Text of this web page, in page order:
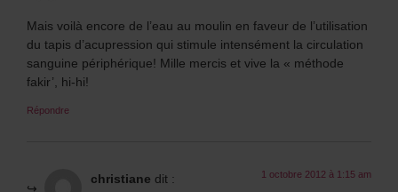
Mais voilà encore de l’eau au moulin en faveur de l’utilisation
du tapis d’acupression qui stimule intensément la circulation
sanguine périphérique! Mille mercis et vive la « méthode
fakir’, hi-hi!
Répondre
christiane dit : 1 octobre 2012 à 1:15 am